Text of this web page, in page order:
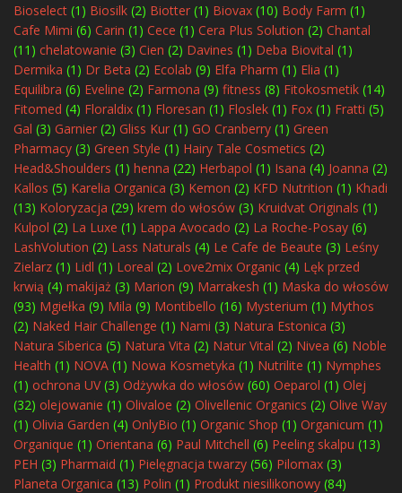
Bioselect (1) Biosilk (2) Biotter (1) Biovax (10) Body Farm (1)
Cafe Mimi (6) Carin (1) Cece (1) Cera Plus Solution (2) Chantal
(11) chelatowanie (3) Cien (2) Davines (1) Deba Biovital (1)
Dermika (1) Dr Beta (2) Ecolab (9) Elfa Pharm (1) Elia (1)
Equilibra (6) Eveline (2) Farmona (9) fitness (8) Fitokosmetik (14)
Fitomed (4) Floraldix (1) Floresan (1) Floslek (1) Fox (1) Fratti (5)
Gal (3) Garnier (2) Gliss Kur (1) GO Cranberry (1) Green
Pharmacy (3) Green Style (1) Hairy Tale Cosmetics (2)
Head&Shoulders (1) henna (22) Herbapol (1) Isana (4) Joanna (2)
Kallos (5) Karelia Organica (3) Kemon (2) KFD Nutrition (1) Khadi
(13) Koloryzacja (29) krem do włosów (3) Kruidvat Originals (1)
Kulpol (2) La Luxe (1) Lappa Avocado (2) La Roche-Posay (6)
LashVolution (2) Lass Naturals (4) Le Cafe de Beaute (3) Leśny
Zielarz (1) Lidl (1) Loreal (2) Love2mix Organic (4) Lęk przed
krwią (4) makijaż (3) Marion (9) Marrakesh (1) Maska do włosów
(93) Mgiełka (9) Mila (9) Montibello (16) Mysterium (1) Mythos
(2) Naked Hair Challenge (1) Nami (3) Natura Estonica (3)
Natura Siberica (5) Natura Vita (2) Natur Vital (2) Nivea (6) Noble
Health (1) NOVA (1) Nowa Kosmetyka (1) Nutrilite (1) Nymphes
(1) ochrona UV(3) Odżywka do włosów (60) Oeparol (1) Olej
(32) olejowanie (1) Olivaloe (2) Olivellenic Organics (2) Olive Way
(1) Olivia Garden (4) OnlyBio (1) Organic Shop (1) Organicum (1)
Organique (1) Orientana (6) Paul Mitchell (6) Peeling skalpu (13)
PEH (3) Pharmaid (1) Pielęgnacja twarzy (56) Pilomax (3)
Planeta Organica (13) Polin (1) Produkt niesilikonowy (84)